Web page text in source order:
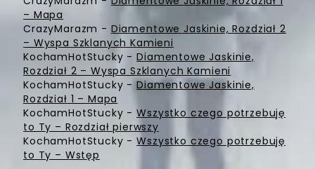
– Mapa
CrazyMarazm - Diamentowe Jaskinie, Rozdział 2
– Wyspa Szklanych Kamieni
KochamHotStucky -Diamentowe Jaskinie,
Rozdział 2 – Wyspa Szklanych Kamieni
KochamHotStucky -Diamentowe Jaskinie,
Rozdział 1 – Mapa
KochamHotStucky -Wszystko czego potrzebuję
to Ty – Rozdział pierwszy
KochamHotStucky -Wszystko czego potrzebuję
to Ty – Wstęp